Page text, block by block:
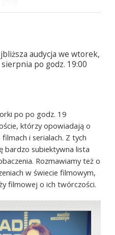
audycja we wtorek,
sierpnia po godz. 19:00
po po godz. 19
którzy opowiadają o
i serialach. Z tych
bardzo subiektywna lista
Rozmawiamy też o
w świecie filmowym,
filmowej o ich twórczości.